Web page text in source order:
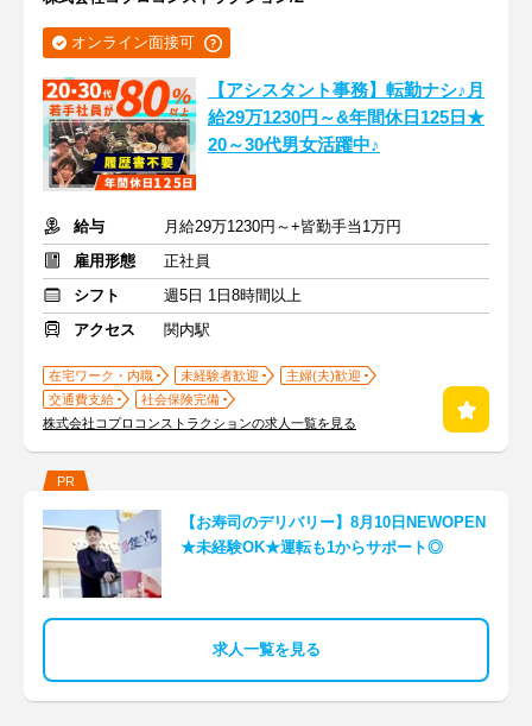
オンライン面接可
【アシスタント事務】転勤ナシ♪月
給29万1230円～&年間休日125日★
20～30代男女活躍中♪
給与
月給29万1230円～+皆勤手当1万円
雇用形態
正社員
シフト
週5日 1日8時間以上
アクセス
関内駅
在宅ワーク・内職 未経験者歓迎
主婦(夫)歓迎
交通費支給
社会保険完備
株式会社コプロコンストラクションの求人一覧を見る
PR
【お寿司のデリバリー】8月10日NEWOPEN
★未経験OK★運転も1からサポート◎
求人一覧を見る